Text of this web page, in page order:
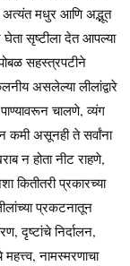
अत्यंत मधुर आणि अद्भूत
सृष्टीला देत आपल्या
सहस्त्रपटीने
असलेल्या लीलांद्वारे
चालणे, व्यंग
कमी असूनही ते सर्वांना
न होता नीट राहणे,
कितीतरी प्रकारच्या
प्रकटनातून
दृष्टांचे निर्दालन,
नामस्मरणाचा